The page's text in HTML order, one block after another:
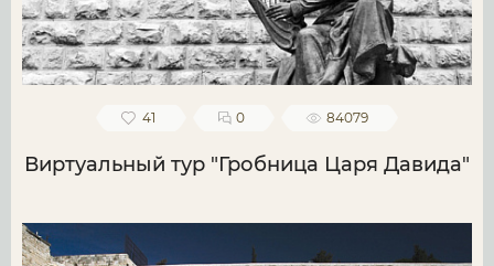
41 0 84079
Виртуальный тур "Гробница Царя Давида"